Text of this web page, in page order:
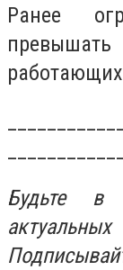
Ранее
превышать
Будьте